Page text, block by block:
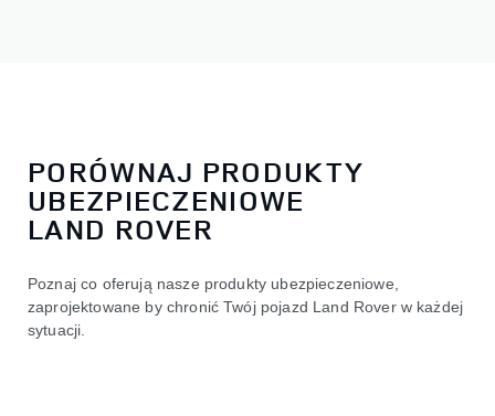
PORÓWNAJ PRODUKTY
UBEZPIECZENIOWE
LAND ROVER
Poznaj co oferują nasze produkty ubezpieczeniowe,
zaprojektowane by chronić Twój pojazd Land Rover w każdej
sytuacji.